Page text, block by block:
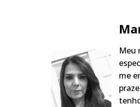
Meu
me